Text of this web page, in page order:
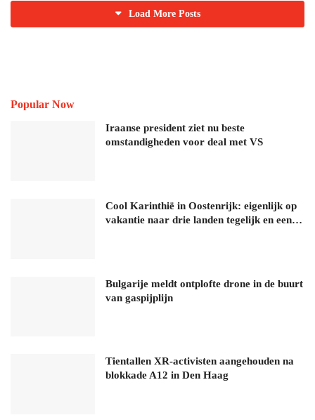
Load More Posts
Popular Now
Iraanse president ziet nu beste
omstandigheden voor deal met VS
Cool Karinthië in Oostenrijk: eigenlijk op
vakantie naar drie landen tegelijk en een…
Bulgarije meldt ontplofte drone in de buurt
van gaspijplijn
Tientallen XR-activisten aangehouden na
blokkade A12 in Den Haag